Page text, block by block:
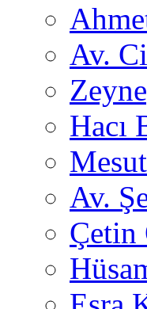
Av.
Hacı
Av.
Çetin